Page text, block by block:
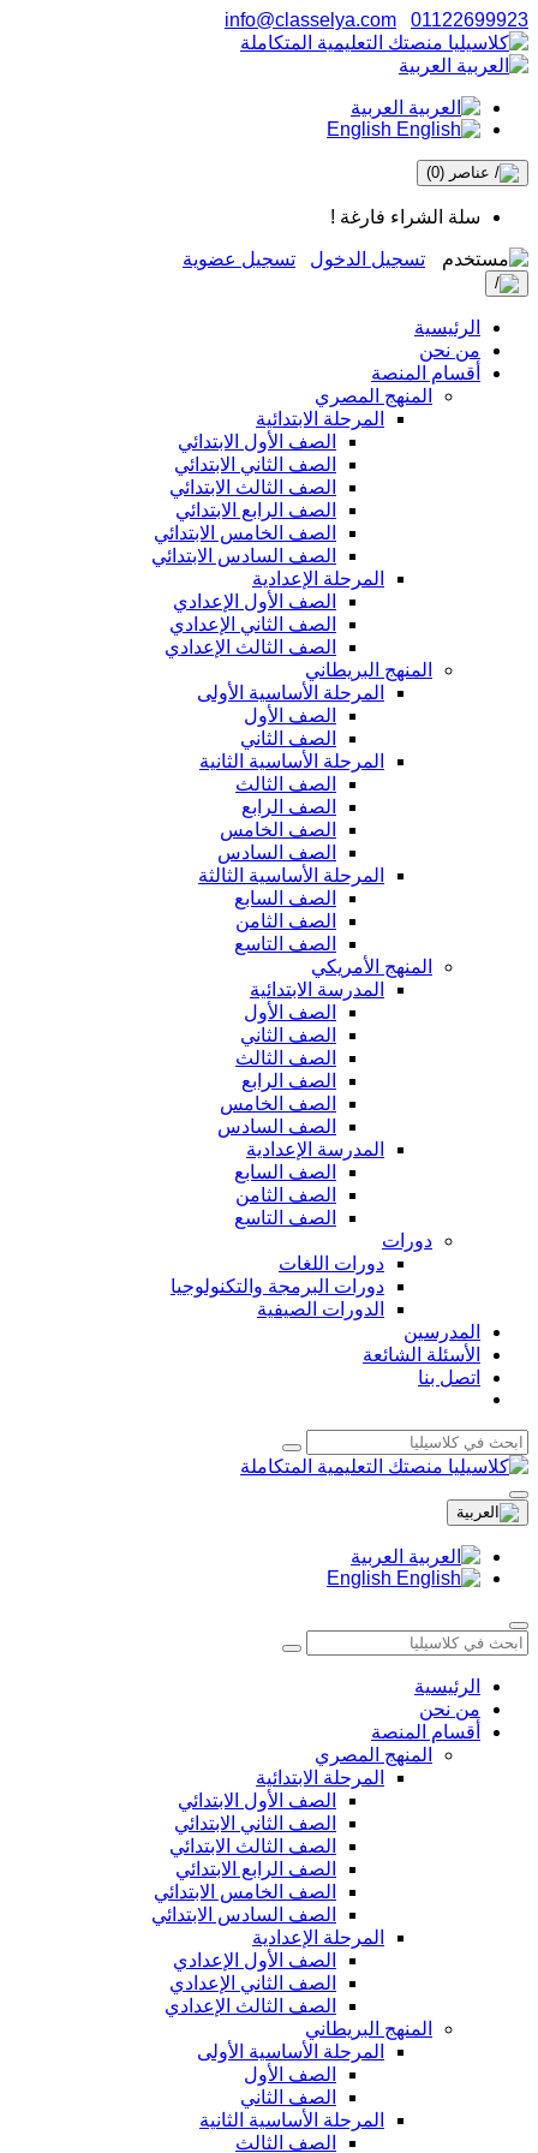
01122699923
info@classelya.com
العربية
العربية
English
عناصر (0)
سلة الشراء فارغة !
تسجيل الدخول تسجيل عضوية
الرئيسية
من نحن
أقسام المنصة
المنهج المصري
المرحلة الابتدائية
الصف الأول الابتدائي
الصف الثاني الابتدائي
الصف الثالث الابتدائي
الصف الرابع الابتدائي
الصف الخامس الابتدائي
الصف السادس الابتدائي
المرحلة الإعدادية
الصف الأول الإعدادي
الصف الثاني الإعدادي
الصف الثالث الإعدادي
المنهج البريطاني
المرحلة الأساسية الأولى
الصف الأول
الصف الثاني
المرحلة الأساسية الثانية
الصف الثالث
الصف الرابع
الصف الخامس
الصف السادس
المرحلة الأساسية الثالثة
الصف السابع
الصف الثامن
الصف التاسع
المنهج الأمريكي
المدرسة الابتدائية
الصف الأول
الصف الثاني
الصف الثالث
الصف الرابع
الصف الخامس
الصف السادس
المدرسة الإعدادية
الصف السابع
الصف الثامن
الصف التاسع
دورات
دورات اللغات
دورات البرمجة والتكنولوجيا
الدورات الصيفية
المدرسين
الأسئلة الشائعة
اتصل بنا
العربية
الرئيسية
من نحن
أقسام المنصة
المنهج المصري
المرحلة الابتدائية
الصف الأول الابتدائي
الصف الثاني الابتدائي
الصف الثالث الابتدائي
الصف الرابع الابتدائي
الصف الخامس الابتدائي
الصف السادس الابتدائي
المرحلة الإعدادية
الصف الأول الإعدادي
الصف الثاني الإعدادي
الصف الثالث الإعدادي
المنهج البريطاني
المرحلة الأساسية الأولى
الصف الأول
الصف الثاني
المرحلة الأساسية الثانية
الصف الثالث